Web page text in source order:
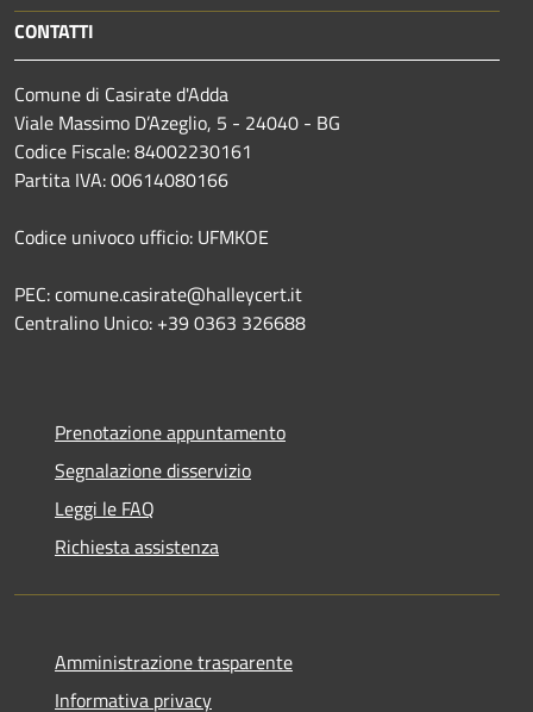
CONTATTI
Comune di Casirate d'Adda
Viale Massimo D’Azeglio, 5 - 24040 - BG
Codice Fiscale: 84002230161
Partita IVA: 00614080166
Codice univoco ufficio: UFMKOE
PEC: comune.casirate@halleycert.it
Centralino Unico: +39 0363 326688
Prenotazione appuntamento
Segnalazione disservizio
Leggi le FAQ
Richiesta assistenza
Amministrazione trasparente
Informativa privacy